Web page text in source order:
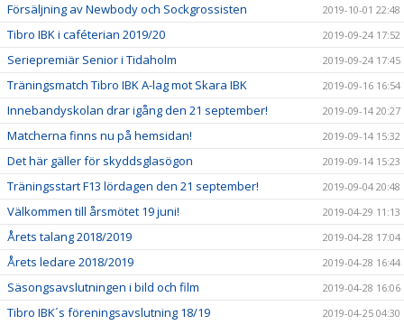
Försäljning av Newbody och Sockgrossisten 2019-10-01 22:48
Tibro IBK i caféterian 2019/20 2019-09-24 17:52
Seriepremiär Senior i Tidaholm 2019-09-24 17:45
Träningsmatch Tibro IBK A-lag mot Skara IBK 2019-09-16 16:54
Innebandyskolan drar igång den 21 september! 2019-09-14 20:27
Matcherna finns nu på hemsidan! 2019-09-14 15:32
Det här gäller för skyddsglasögon 2019-09-14 15:23
Träningsstart F13 lördagen den 21 september! 2019-09-04 20:48
Välkommen till årsmötet 19 juni! 2019-04-29 11:13
Årets talang 2018/2019 2019-04-28 17:04
Årets ledare 2018/2019 2019-04-28 16:44
Säsongsavslutningen i bild och film 2019-04-28 16:06
Tibro IBK´s föreningsavslutning 18/19 2019-04-25 04:30